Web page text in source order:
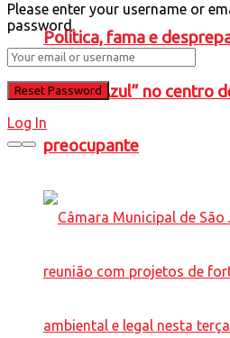
Política, fama e
Caneta Azul” no centro
preocupante
Please enter your username or
password.
Log In